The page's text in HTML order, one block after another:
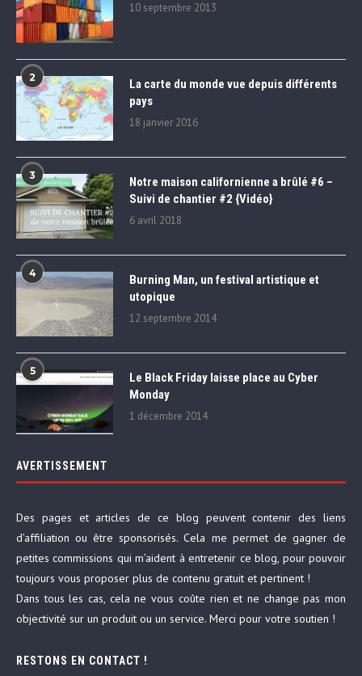
10 septembre 2013
2
La carte du monde vue depuis différents
pays
18 janvier 2016
3
Notre maison californienne a brûlé #6 –
Suivi de chantier #2 {Vidéo}
6 avril 2018
4
Burning Man, un festival artistique et
utopique
12 septembre 2014
5
Le Black Friday laisse place au Cyber
Monday
1 décembre 2014
AVERTISSEMENT
Des pages et articles de ce blog peuvent contenir des liens
d’affiliation ou être sponsorisés. Cela me permet de gagner de
petites commissions qui m’aident à entretenir ce blog, pour pouvoir
toujours vous proposer plus de contenu gratuit et pertinent !
Dans tous les cas, cela ne vous coûte rien et ne change pas mon
objectivité sur un produit ou un service. Merci pour votre soutien !
RESTONS EN CONTACT !